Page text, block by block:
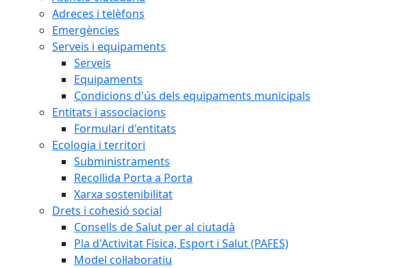
Adreces i telèfons
Emergències
Serveis i equipaments
Serveis
Equipaments
Condicions d'ús dels equipaments municipals
Entitats i associacions
Formulari d'entitats
Ecologia i territori
Subministraments
Recollida Porta a Porta
Xarxa sostenibilitat
Drets i cohesió social
Consells de Salut per al ciutadà
Pla d'Activitat Física, Esport i Salut (PAFES)
Model col·laboratiu